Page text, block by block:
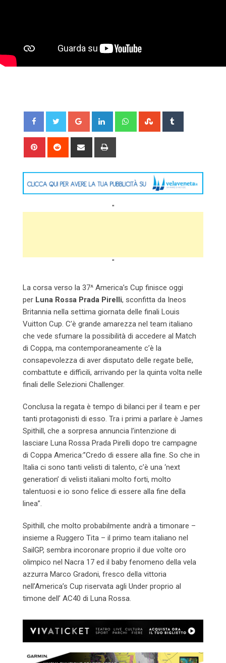
Google+ LinkedIn WhatsappStumbleUpon
Pinterest Reddit
Share
"
"
La corsa verso la 37^ America’s Cup finisce oggi
per Luna Rossa Prada Pirelli, sconfitta da Ineos
Britannia nella settima giornata delle finali Louis
Vuitton Cup. C’è grande amarezza nel team italiano
che vede sfumare la possibilità di accedere al Match
di Coppa, ma contemporaneamente c’è la
consapevolezza di aver disputato delle regate belle,
combattute e difficili, arrivando per la quinta volta nelle
finali delle Selezioni Challenger.
Conclusa la regata è tempo di bilanci per il team e per
tanti protagonisti di esso. Tra i primi a parlare è James
Spithill, che a sorpresa annuncia l’intenzione di
lasciare Luna Rossa Prada Pirelli dopo tre campagne
di Coppa America:”Credo di essere alla fine. So che in
Italia ci sono tanti velisti di talento, c’è una ‘next
generation’ di velisti italiani molto forti, molto
talentuosi e io sono felice di essere alla fine della
linea”.
Spithill, che molto probabilmente andrà a timonare –
insieme a Ruggero Tita – il primo team italiano nel
SailGP, sembra incoronare proprio il due volte oro
olimpico nel Nacra 17 ed il baby fenomeno della vela
azzurra Marco Gradoni, fresco della vittoria
nell’America’s Cup riservata agli Under proprio al
timone dell’ AC40 di Luna Rossa.